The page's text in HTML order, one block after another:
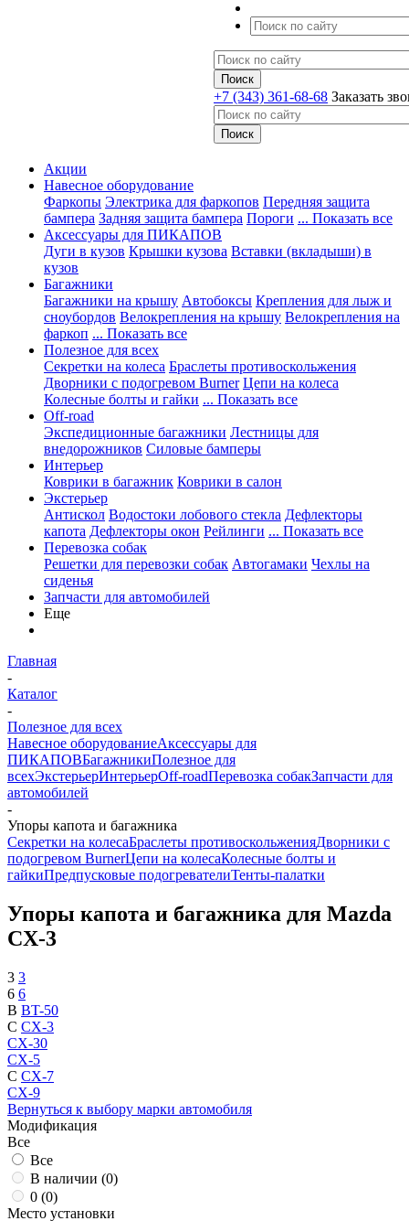
+7 (343) 361-68-68 Заказать
Акции
Навесное оборудование
Фаркопы Электрика для фаркопов Передняя защита
бампера Задняя защита бампера Пороги ... Показать все
Аксессуары для ПИКАПОВ
Дуги в кузов Крышки кузова Вставки (вкладыши) в
кузов
Багажники
Багажники на крышу Автобоксы Крепления для лыж и
сноубордов Велокрепления на крышу Велокрепления на
фаркоп ... Показать все
Полезное для всех
Секретки на колеса Браслеты противоскольжения
Дворники с подогревом Burner Цепи на колеса
Колесные болты и гайки ... Показать все
Off-road
Экспедиционные багажники Лестницы для
внедорожников Силовые бамперы
Интерьер
Коврики в багажник Коврики в салон
Экстерьер
Антискол Водостоки лобового стекла Дефлекторы
капота Дефлекторы окон Рейлинги ... Показать все
Перевозка собак
Решетки для перевозки собак Автогамаки Чехлы на
сиденья
Запчасти для автомобилей
Еще
Главная
-
Каталог
-
Полезное для всех
Навесное оборудованиеАксессуары для
ПИКАПОВБагажникиПолезное для
всехЭкстерьерИнтерьерOff-roadПеревозка собакЗапчасти для
автомобилей
-
Упоры капота и багажника
Секретки на колесаБраслеты противоскольженияДворники с
подогревом BurnerЦепи на колесаКолесные болты и
гайкиПредпусковые подогревателиТенты-палатки
Упоры капота и багажника для Mazda
CX-3
3 3
6 6
B BT-50
C CX-3
CX-30
CX-5
C CX-7
CX-9
Вернуться к выбору марки автомобиля
Модификация
Все
Все
В наличии (0)
0 (0)
Место установки